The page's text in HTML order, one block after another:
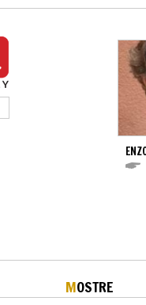
MOSTRE